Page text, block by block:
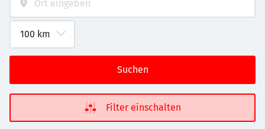
Suchen
Filter einschalten